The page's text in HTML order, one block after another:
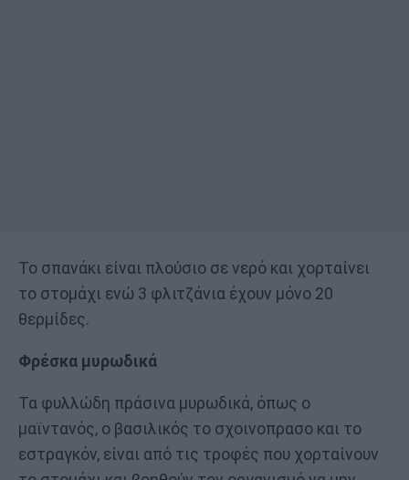
Το σπανάκι είναι πλούσιο σε νερό και χορταίνει
το στομάχι ενώ 3 φλιτζάνια έχουν μόνο 20
θερμίδες.
Φρέσκα μυρωδικά
Τα φυλλώδη πράσινα μυρωδικά, όπως ο
μαϊντανός, ο βασιλικός το σχοινοπρασο και το
εστραγκόν, είναι από τις τροφές που χορταίνουν